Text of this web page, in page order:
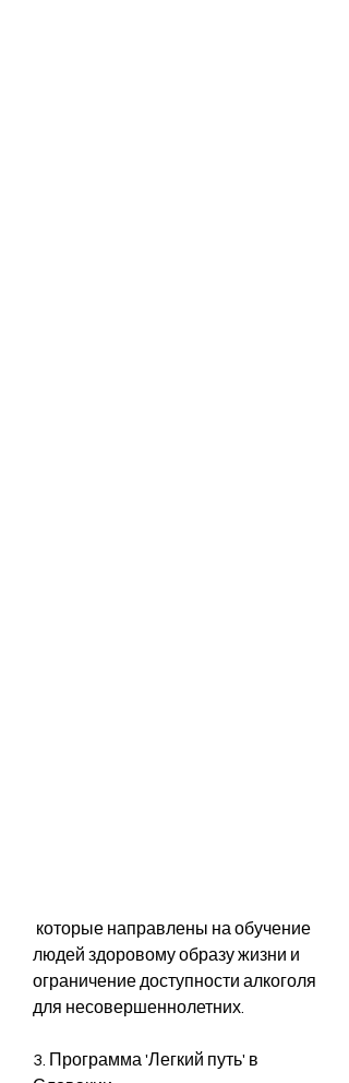
людей здоровому образу жизни и
ограничение доступности алкоголя
для несовершеннолетних.
3. Программа 'Легкий путь' в